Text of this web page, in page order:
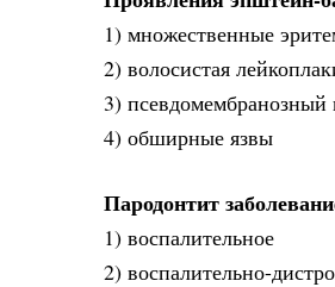
1) множественные
2) волосистая
3) псевдомембранозный
4) обширные язвы
Пародонтит
1) воспалительное
2) воспалительно-